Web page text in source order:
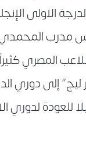
الاولى
مدرب
المصري
ليج” إلى دوري
للعودة